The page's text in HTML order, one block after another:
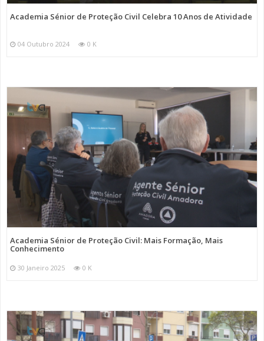
Academia Sénior de Proteção Civil Celebra 10 Anos de Atividade
04 Outubro 2024 0 K
Academia Sénior de Proteção Civil: Mais Formação, Mais
Conhecimento
30 Janeiro 2025 0 K